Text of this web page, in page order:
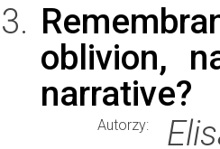
oblivion,
narrative?
Autorzy: